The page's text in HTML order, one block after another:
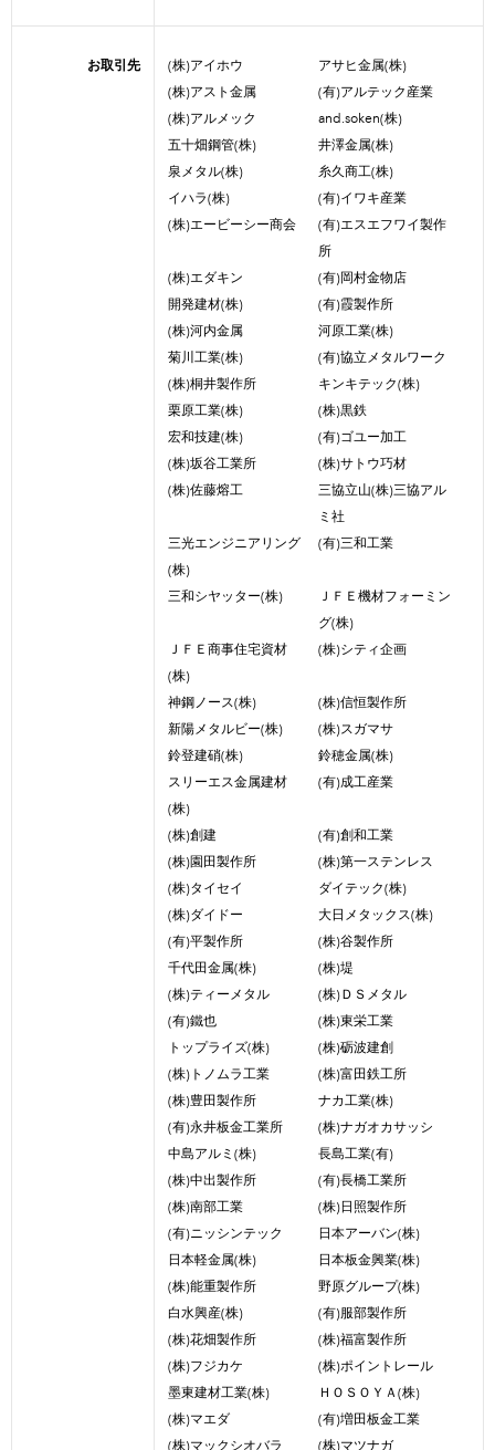
お取引先 (株)アイホウ
アサヒ金属(株)
(株)アスト金属
(有)アルテック産業
(株)アルメック
and.soken(株)
五十畑鋼管(株)
井澤金属(株)
泉メタル(株)
糸久商工(株)
イハラ(株)
(有)イワキ産業
(株)エービーシー商会
(有)エスエフワイ製作
所
(株)エダキン
(有)岡村金物店
開発建材(株)
(有)霞製作所
(株)河内金属
河原工業(株)
菊川工業(株)
(有)協立メタルワーク
(株)桐井製作所
キンキテック(株)
栗原工業(株)
(株)黒鉄
宏和技建(株)
(有)ゴユー加工
(株)坂谷工業所
(株)サトウ巧材
(株)佐藤熔工
三協立山(株)三協アル
ミ社
三光エンジニアリング
(株)
(有)三和工業
三和シヤッター(株)
ＪＦＥ機材フォーミン
グ(株)
ＪＦＥ商事住宅資材
(株)
(株)シティ企画
神鋼ノース(株)
(株)信恒製作所
新陽メタルビー(株)
(株)スガマサ
鈴登建硝(株)
鈴穂金属(株)
スリーエス金属建材
(株)
(有)成工産業
(株)創建
(有)創和工業
(株)園田製作所
(株)第一ステンレス
(株)タイセイ
ダイテック(株)
(株)ダイドー
大日メタックス(株)
(有)平製作所
(株)谷製作所
千代田金属(株)
(株)堤
(株)ティーメタル
(株)ＤＳメタル
(有)鐵也
(株)東栄工業
トップライズ(株)
(株)砺波建創
(株)トノムラ工業
(株)富田鉄工所
(株)豊田製作所
ナカ工業(株)
(有)永井板金工業所
(株)ナガオカサッシ
中島アルミ(株)
長島工業(有)
(株)中出製作所
(有)長橋工業所
(株)南部工業
(株)日照製作所
(有)ニッシンテック
日本アーバン(株)
日本軽金属(株)
日本板金興業(株)
(株)能重製作所
野原グループ(株)
白水興産(株)
(有)服部製作所
(株)花畑製作所
(株)福富製作所
(株)フジカケ
(株)ポイントレール
墨東建材工業(株)
ＨＯＳＯＹＡ(株)
(株)マエダ
(有)増田板金工業
(株)マックシオバラ
(株)マツナガ